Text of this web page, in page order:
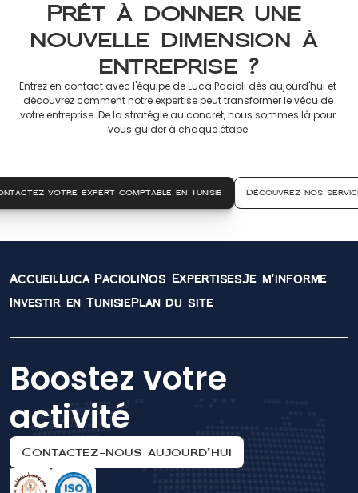
Prêt à donner une
nouvelle dimension à
entreprise ?
Entrez en contact avec l'équipe de Luca Pacioli dès aujourd'hui et
découvrez comment notre expertise peut transformer le vécu de
votre entreprise. De la stratégie au concret, nous sommes là pour
vous guider à chaque étape.
votre expert comptable en Tunisie Découvrez nos
AccueilLuca PacioliNos ExpertisesJe m'informe
Investir en TunisiePlan du site
Boostez votre
activité
Contactez-nous aujourd'hui